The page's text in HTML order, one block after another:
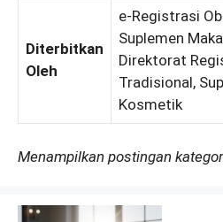
Diterbitkan
Oleh
e-Registrasi
Suplemen
Direktorat
Tradisional,
Kosmetik
Menampilkan postingan